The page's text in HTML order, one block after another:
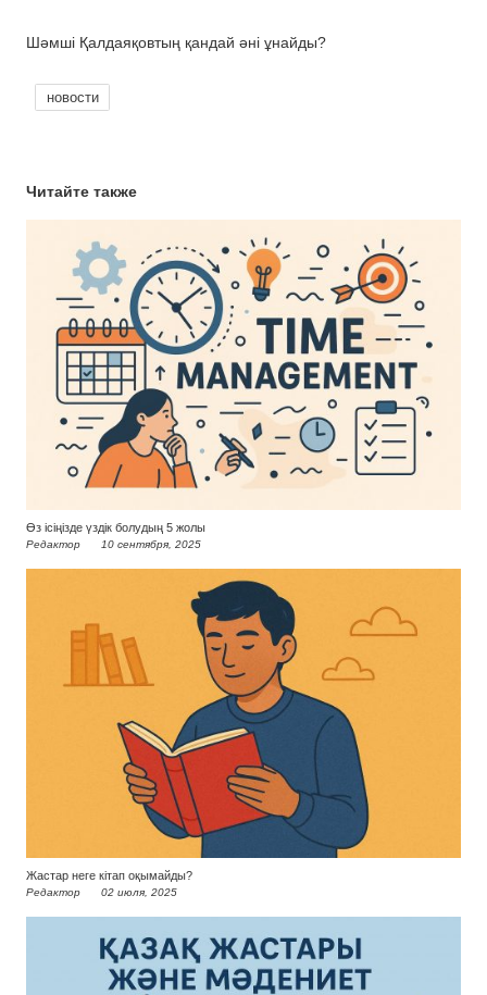
Шәмші Қалдаяқовтың қандай әні ұнайды?
новости
Читайте также
Өз ісіңізде үздік болудың 5 жолы
Редактор 10 сентября, 2025
Жастар неге кітап оқымайды?
Редактор 02 июля, 2025